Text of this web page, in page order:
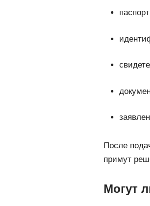
После
примут
Могут